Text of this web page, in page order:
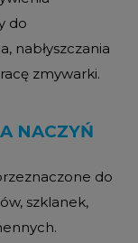
do
nabłyszczania
zmywarki.
NACZYŃ
do
szklanek,